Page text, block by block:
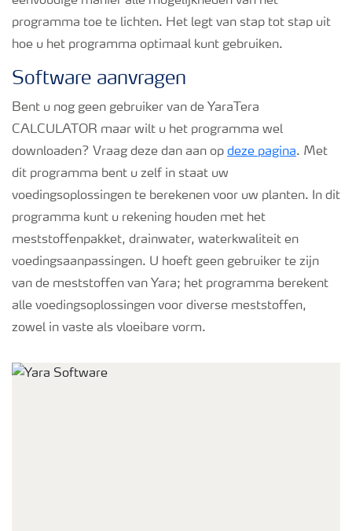
programma toe te lichten. Het legt van stap tot stap uit
hoe u het programma optimaal kunt gebruiken.
Software aanvragen
Bent u nog geen gebruiker van de YaraTera
CALCULATOR maar wilt u het programma wel
downloaden? Vraag deze dan aan op deze pagina. Met
dit programma bent u zelf in staat uw
voedingsoplossingen te berekenen voor uw planten. In dit
programma kunt u rekening houden met het
meststoffenpakket, drainwater, waterkwaliteit en
voedingsaanpassingen. U hoeft geen gebruiker te zijn
van de meststoffen van Yara; het programma berekent
alle voedingsoplossingen voor diverse meststoffen,
zowel in vaste als vloeibare vorm.